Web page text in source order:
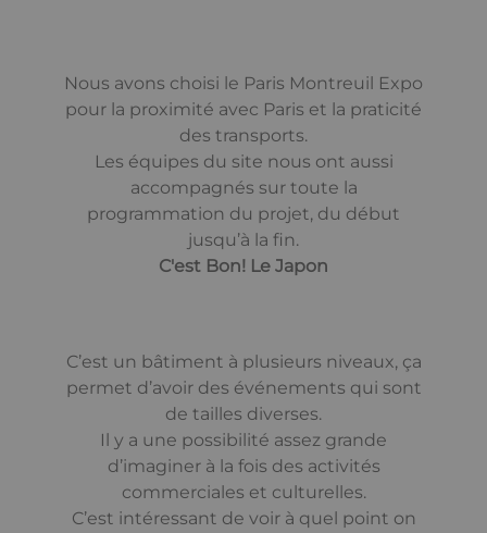
Nous avons choisi le Paris Montreuil Expo
pour la proximité avec Paris et la praticité
des transports.
Les équipes du site nous ont aussi
accompagnés sur toute la
programmation du projet, du début
jusqu’à la fin.
C'est Bon! Le Japon
C’est un bâtiment à plusieurs niveaux, ça
permet d’avoir des événements qui sont
de tailles diverses.
Il y a une possibilité assez grande
d’imaginer à la fois des activités
commerciales et culturelles.
C’est intéressant de voir à quel point on